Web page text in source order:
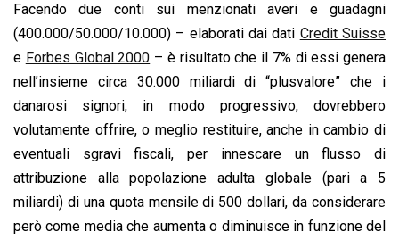
Facendo due conti sui menzionati averi e guadagni
(400.000/50.000/10.000) – elaborati dai dati Credit Suisse
e Forbes Global 2000 – è risultato che il 7% di essi genera
nell’insieme circa 30.000 miliardi di “plusvalore” che i
danarosi signori, in modo progressivo, dovrebbero
volutamente offrire, o meglio restituire, anche in cambio di
eventuali sgravi fiscali, per innescare un flusso di
attribuzione alla popolazione adulta globale (pari a 5
miliardi) di una quota mensile di 500 dollari, da considerare
però come media che aumenta o diminuisce in funzione del